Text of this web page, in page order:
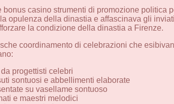
casinо strumenti di promozione
opulenza della dinastia e affascinava gli
la condizione della dinastia a Firenze.
coordinamento di celebrazioni che
progettisti celebri
sontuosi e abbellimenti elaborate
su vasellame sontuoso
e maestri melodici